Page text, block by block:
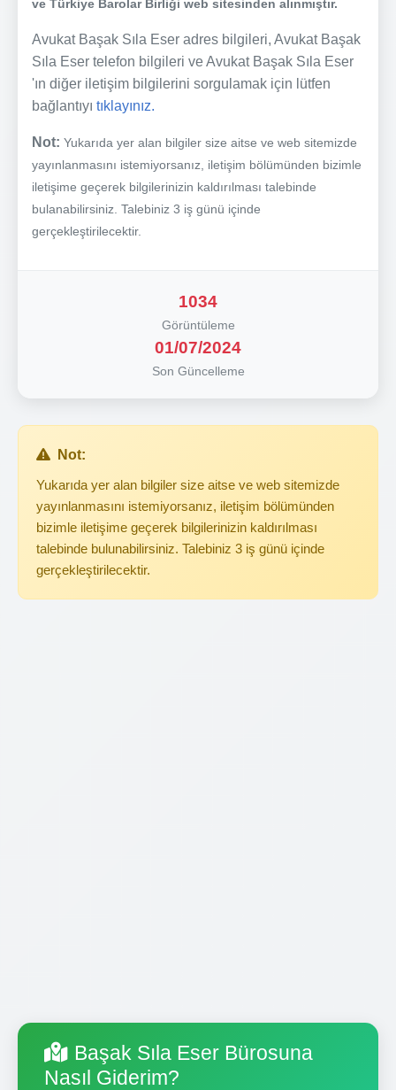
ve Türkiye Barolar Birliği web sitesinden alınmıştır.
Avukat Başak Sıla Eser adres bilgileri, Avukat Başak
Sıla Eser telefon bilgileri ve Avukat Başak Sıla Eser
'ın diğer iletişim bilgilerini sorgulamak için lütfen
bağlantıyı tıklayınız.
Not: Yukarıda yer alan bilgiler size aitse ve web sitemizde
yayınlanmasını istemiyorsanız, iletişim bölümünden bizimle
iletişime geçerek bilgilerinizin kaldırılması talebinde
bulanabilirsiniz. Talebiniz 3 iş günü içinde
gerçekleştirilecektir.
1034
Görüntüleme
01/07/2024
Son Güncelleme
Not:
Yukarıda yer alan bilgiler size aitse ve web sitemizde
yayınlanmasını istemiyorsanız, iletişim bölümünden
bizimle iletişime geçerek bilgilerinizin kaldırılması
talebinde bulunabilirsiniz. Talebiniz 3 iş günü içinde
gerçekleştirilecektir.
Başak Sıla Eser Bürosuna
Nasıl Giderim?